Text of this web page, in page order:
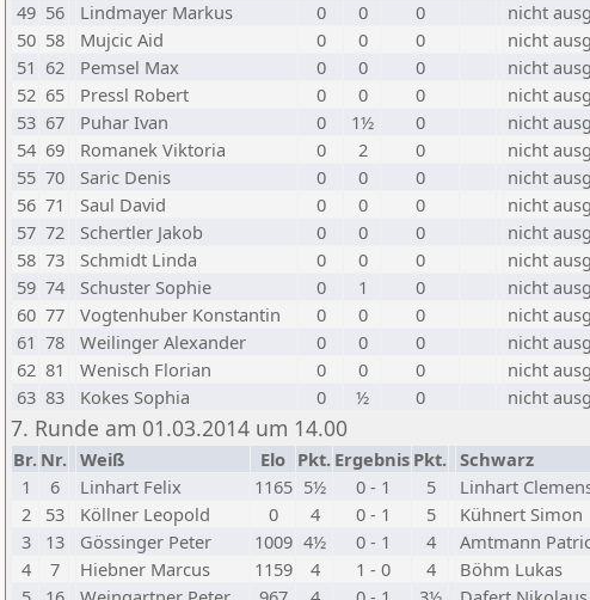
49 56 Lindmayer Markus 0 0 0
nicht
50 58 Mujcic Aid 0 0 0
nicht
51 62 Pemsel Max 0 0 0
nicht
52 65 Pressl Robert 0 0 0
nicht
53 67 Puhar Ivan 0 1½ 0
nicht
54 69 Romanek Viktoria 0 2 0
nicht
55 70 Saric Denis 0 0 0
nicht
56 71 Saul David 0 0 0
nicht
57 72 Schertler Jakob 0 0 0
nicht
58 73 Schmidt Linda 0 0 0
nicht
59 74 Schuster Sophie 0 1 0
nicht
60 77 Vogtenhuber Konstantin 0 0 0
nicht
61 78 Weilinger Alexander 0 0 0
nicht
62 81 Wenisch Florian 0 0 0
nicht
63 83 Kokes Sophia 0 ½ 0 nicht
7. Runde am 01.03.2014 um 14.00
Br. Nr. Weiß Elo Pkt. Ergebnis Pkt. Schwarz
1
6 Linhart Felix 1165 5½ 0 - 1 5 Linhart
2
53 Köllner Leopold 0 4 0 - 1 5 Kühnert Simon
3
13 Gössinger Peter 1009 4½ 0 - 1 4 Amtmann
4
7 Hiebner Marcus 1159 4 1 - 0 4 Böhm Lukas